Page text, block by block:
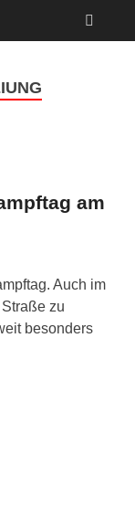
am
Auch im
zu
besonders